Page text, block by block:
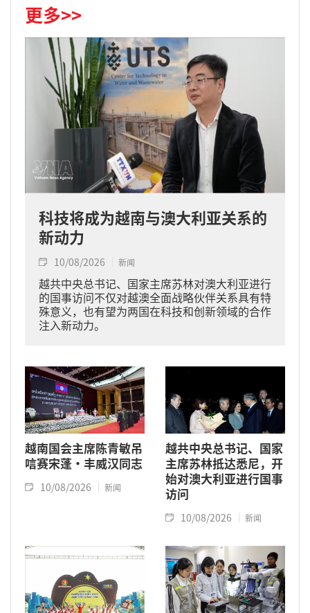
更多>>
科技将成为越南与澳大利亚关系的
新动力
10/08/2026 新闻
越共中央总书记、国家主席苏林对澳大利亚进行
的国事访问不仅对越澳全面战略伙伴关系具有特
殊意义，也有望为两国在科技和创新领域的合作
注入新动力。
越南国会主席陈青敏吊
唁赛宋蓬·丰威汉同志
10/08/2026 新闻
越共中央总书记、国家
主席苏林抵达悉尼，开
始对澳大利亚进行国事
访问
10/08/2026 新闻